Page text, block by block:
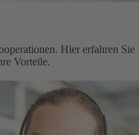
Hier erfahren Sie
Vorteile.